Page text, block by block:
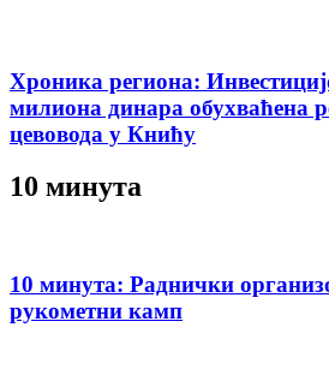
Хроника региона:
милиона динара обухваћена
цевовода у Книћу
10 минута
10 минута: Раднички
рукометни камп